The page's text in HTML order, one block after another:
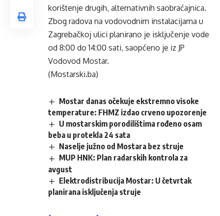
korištenje drugih, alternativnih saobraćajnica.
Zbog radova na vodovodnim instalacijama u
Zagrebačkoj ulici planirano je isključenje vode
od 8:00 do 14:00 sati, saopćeno je iz JP
Vodovod Mostar.
(Mostarski.ba)
Mostar danas očekuje ekstremno visoke
temperature: FHMZ izdao crveno upozorenje
U mostarskim porodilištima rođeno osam
beba u protekla 24 sata
Naselje južno od Mostara bez struje
MUP HNK: Plan radarskih kontrola za
avgust
Elektrodistribucija Mostar: U četvrtak
planirana isključenja struje